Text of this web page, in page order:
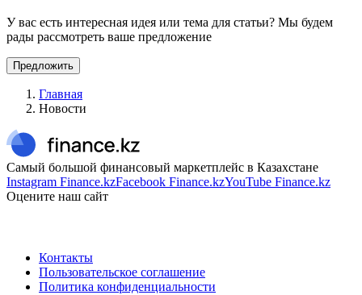
У вас есть интересная идея или тема для статьи? Мы будем
рады рассмотреть ваше предложение
Предложить
Главная
Новости
Самый большой финансовый маркетплейс в Казахстане
Instagram Finance.kzFacebook Finance.kzYouTube Finance.kz
Оцените наш сайт
Контакты
Пользовательское соглашение
Политика конфиденциальности